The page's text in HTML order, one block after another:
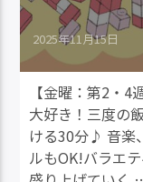
2025年11月15日
【金曜：第2・
大好き！三度の
ける30分♪ 音楽
ルもOK!バラエ